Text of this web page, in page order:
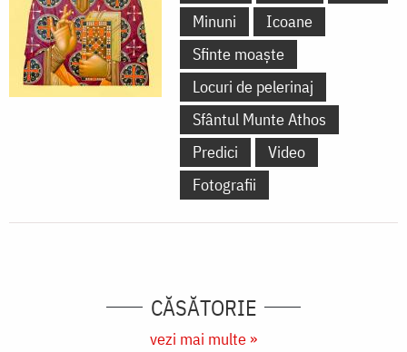
Minuni
Icoane
Sfinte moaște
Locuri de pelerinaj
Sfântul Munte Athos
Predici
Video
Fotografii
CĂSĂTORIE
vezi mai multe »